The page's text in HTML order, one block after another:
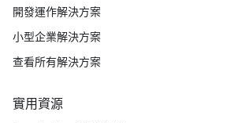
開發運作解決方案
小型企業解決方案
查看所有解決方案
實用資源